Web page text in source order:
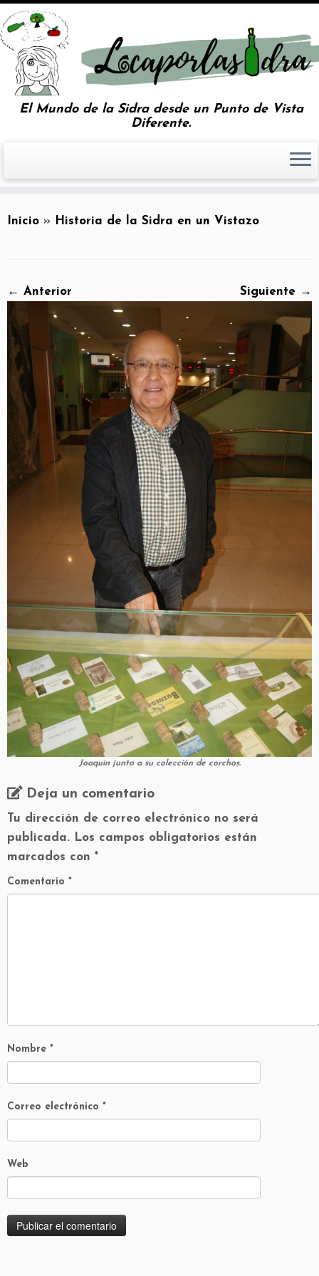
El Mundo de la Sidra desde un Punto de Vista
Diferente.
Inicio » Historia de la Sidra en un Vistazo
← Anterior Siguiente →
Joaquín junto a su colección de corchos.
Deja un comentario
Tu dirección de correo electrónico no será
publicada. Los campos obligatorios están
marcados con *
Comentario *
Nombre *
Correo electrónico *
Web